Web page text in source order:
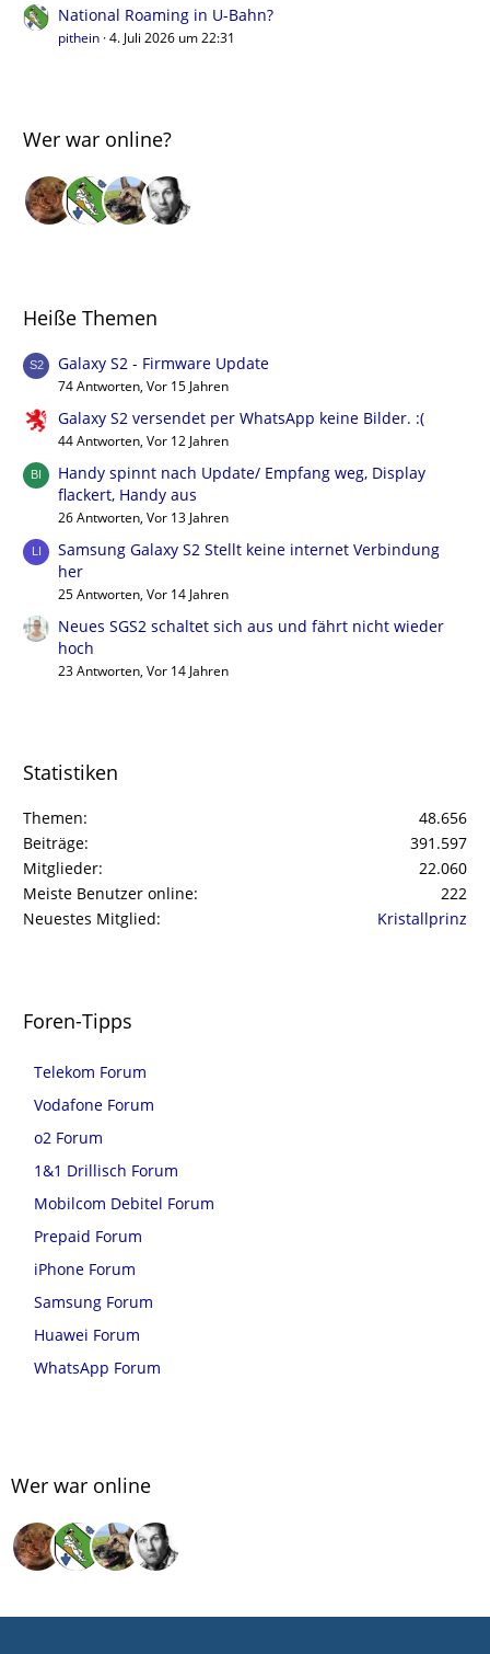
National Roaming in U-Bahn?
pithein 4. Juli 2026 um 22:31
Wer war online?
Heiße Themen
Galaxy S2 - Firmware Update
74 Antworten, Vor 15 Jahren
Galaxy S2 versendet per WhatsApp keine Bilder. :(
44 Antworten, Vor 12 Jahren
Handy spinnt nach Update/ Empfang weg, Display
flackert, Handy aus
26 Antworten, Vor 13 Jahren
Samsung Galaxy S2 Stellt keine internet Verbindung
her
25 Antworten, Vor 14 Jahren
Neues SGS2 schaltet sich aus und fährt nicht wieder
hoch
23 Antworten, Vor 14 Jahren
Statistiken
Themen
48.656
Beiträge
391.597
Mitglieder
22.060
Meiste Benutzer online
222
Neuestes Mitglied
Kristallprinz
Foren-Tipps
Telekom Forum
Vodafone Forum
o2 Forum
1&1 Drillisch Forum
Mobilcom Debitel Forum
Prepaid Forum
iPhone Forum
Samsung Forum
Huawei Forum
WhatsApp Forum
Wer war online